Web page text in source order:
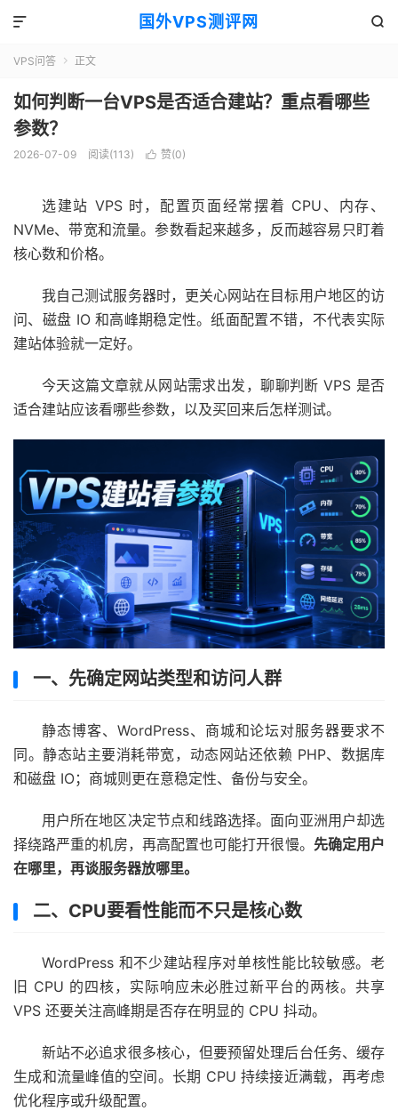
国外VPS测评网 

VPS问答  正文
如何判断一台VPS是否适合建站？重点看哪些
参数？
2026-07-09 阅读(113)  赞(0)
选建站 VPS 时，配置页面经常摆着 CPU、内存、
NVMe、带宽和流量。参数看起来越多，反而越容易只盯着
核心数和价格。
我自己测试服务器时，更关心网站在目标用户地区的访
问、磁盘 IO 和高峰期稳定性。纸面配置不错，不代表实际
建站体验就一定好。
今天这篇文章就从网站需求出发，聊聊判断 VPS 是否
适合建站应该看哪些参数，以及买回来后怎样测试。
一、先确定网站类型和访问人群
静态博客、WordPress、商城和论坛对服务器要求不
同。静态站主要消耗带宽，动态网站还依赖 PHP、数据库
和磁盘 IO；商城则更在意稳定性、备份与安全。
用户所在地区决定节点和线路选择。面向亚洲用户却选
择绕路严重的机房，再高配置也可能打开很慢。 先确定用户
在哪里，再谈服务器放哪里。
二、CPU要看性能而不只是核心数
WordPress 和不少建站程序对单核性能比较敏感。老
旧 CPU 的四核，实际响应未必胜过新平台的两核。共享
VPS 还要关注高峰期是否存在明显的 CPU 抖动。
新站不必追求很多核心，但要预留处理后台任务、缓存
生成和流量峰值的空间。长期 CPU 持续接近满载，再考虑
优化程序或升级配置。